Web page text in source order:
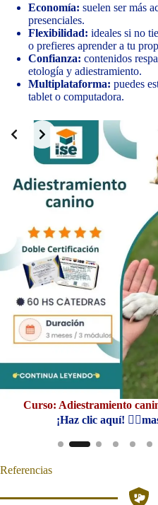
Economía: suelen ser más
presenciales.
Flexibilidad: ideales si no
o prefieres aprender a tu
Confianza: contenidos
etología y adiestramiento.
Multiplataforma: puedes
tablet o computadora.
Curso: Adiestramiento
¡Haz clic aquí!
Slide 2 of 10
Referencias